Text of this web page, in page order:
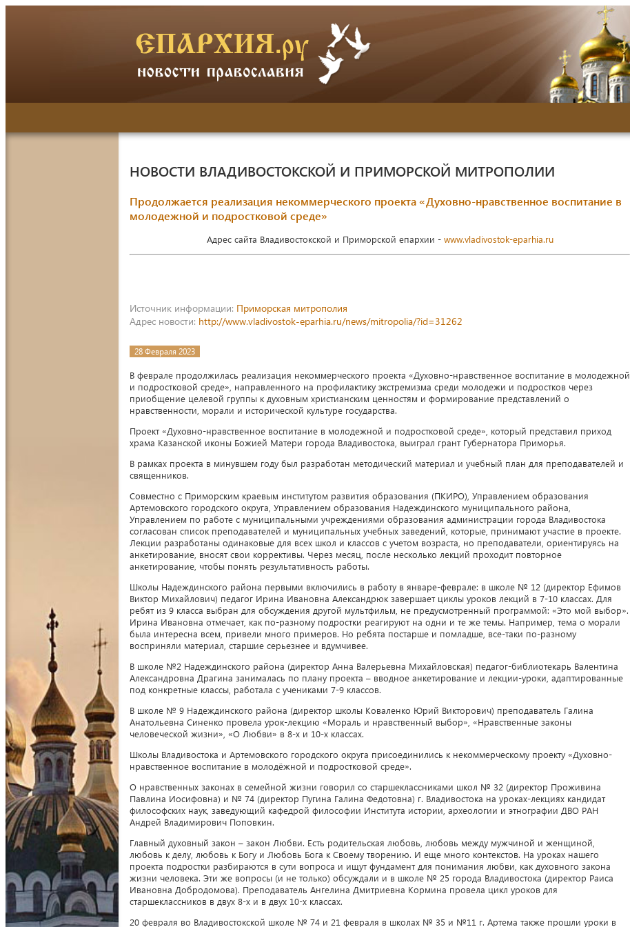
НОВОСТИ ВЛАДИВОСТОКСКОЙ И ПРИМОРСКОЙ МИТРОПОЛИИ
Продолжается реализация некоммерческого проекта «Духовно-нравственное воспитание в
молодежной и подростковой среде»
Адрес сайта Владивостокской и Приморской епархии - www.vladivostok-eparhia.ru
Источник информации: Приморская митрополия
Адрес новости: http://www.vladivostok-eparhia.ru/news/mitropolia/?id=31262
28 Февраля 2023
В феврале продолжилась реализация некоммерческого проекта «Духовно-нравственное воспитание в молодежной
и подростковой среде», направленного на профилактику экстремизма среди молодежи и подростков через
приобщение целевой группы к духовным христианским ценностям и формирование представлений о
нравственности, морали и исторической культуре государства.
Проект «Духовно-нравственное воспитание в молодежной и подростковой среде», который представил приход
храма Казанской иконы Божией Матери города Владивостока, выиграл грант Губернатора Приморья.
В рамках проекта в минувшем году был разработан методический материал и учебный план для преподавателей и
священников.
Совместно с Приморским краевым институтом развития образования (ПКИРО), Управлением образования
Артемовского городского округа, Управлением образования Надеждинского муниципального района,
Управлением по работе с муниципальными учреждениями образования администрации города Владивостока
согласован список преподавателей и муниципальных учебных заведений, которые, принимают участие в проекте.
Лекции разработаны одинаковые для всех школ и классов с учетом возраста, но преподаватели, ориентируясь на
анкетирование, вносят свои коррективы. Через месяц, после несколько лекций проходит повторное
анкетирование, чтобы понять результативность работы.
Школы Надеждинского района первыми включились в работу в январе-феврале: в школе № 12 (директор Ефимов
Виктор Михайлович) педагог Ирина Ивановна Александрюк завершает циклы уроков лекций в 7-10 классах. Для
ребят из 9 класса выбран для обсуждения другой мультфильм, не предусмотренный программой: «Это мой выбор».
Ирина Ивановна отмечает, как по-разному подростки реагируют на одни и те же темы. Например, тема о морали
была интересна всем, привели много примеров. Но ребята постарше и помладше, все-таки по-разному
восприняли материал, старшие серьезнее и вдумчивее.
В школе №2 Надеждинского района (директор Анна Валерьевна Михайловская) педагог-библиотекарь Валентина
Александровна Драгина занималась по плану проекта – вводное анкетирование и лекции-уроки, адаптированные
под конкретные классы, работала с учениками 7-9 классов.
В школе № 9 Надеждинского района (директор школы Коваленко Юрий Викторович) преподаватель Галина
Анатольевна Синенко провела урок-лекцию «Мораль и нравственный выбор», «Нравственные законы
человеческой жизни», «О Любви» в 8-х и 10-х классах.
Школы Владивостока и Артемовского городского округа присоединились к некоммерческому проекту «Духовно-
нравственное воспитание в молодёжной и подростковой среде».
О нравственных законах в семейной жизни говорил со старшеклассниками школ № 32 (директор Проживина
Павлина Иосифовна) и № 74 (директор Пугина Галина Федотовна) г. Владивостока на уроках-лекциях кандидат
философских наук, заведующий кафедрой философии Института истории, археологии и этнографии ДВО РАН
Андрей Владимирович Поповкин.
Главный духовный закон – закон Любви. Есть родительская любовь, любовь между мужчиной и женщиной,
любовь к делу, любовь к Богу и Любовь Бога к Своему творению. И еще много контекстов. На уроках нашего
проекта подростки разбираются в сути вопроса и ищут фундамент для понимания любви, как духовного закона
жизни человека. Эти же вопросы (и не только) обсуждали и в школе № 25 города Владивостока (директор Раиса
Ивановна Добродомова). Преподаватель Ангелина Дмитриевна Кормина провела цикл уроков для
старшеклассников в двух 8-х и в двух 10-х классах.
20 февраля во Владивостокской школе № 74 и 21 февраля в школах № 35 и №11 г. Артема также прошли уроки в